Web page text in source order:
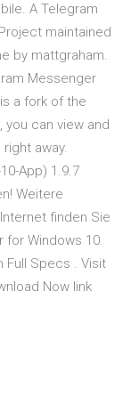
A Telegram
maintained
by mattgraham.
Messenger
a fork of the
you can view and
away.
App) 1.9.7
Weitere
finden Sie
Windows 10.
Full Specs . Visit
Now link